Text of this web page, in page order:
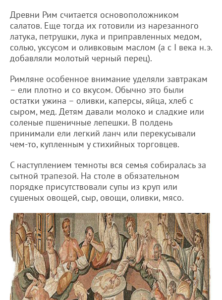
Древни Рим считается основоположником
салатов. Еще тогда их готовили из нарезанного
латука, петрушки, лука и приправленных медом,
солью, уксусом и оливковым маслом (а с I века н.э.
добавляли молотый черный перец).
Римляне особенное внимание уделяли завтракам
– ели плотно и со вкусом. Обычно это были
остатки ужина – оливки, каперсы, яйца, хлеб с
сыром, мед. Детям давали молоко и сладкие или
соленые пшеничные лепешки. В полдень
принимали ели легкий ланч или перекусывали
чем-то, купленным у стихийных торговцев.
С наступлением темноты вся семья собиралась за
сытной трапезой. На столе в обязательном
порядке присутствовали супы из круп или
сушеных овощей, сыр, овощи, оливки, мясо.